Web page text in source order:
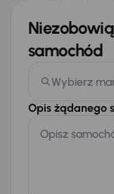
samochód
Wybierz
Opis żądanego
Opisz